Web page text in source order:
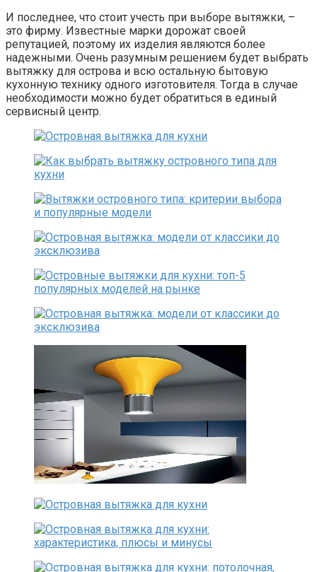
И последнее, что стоит учесть при выборе вытяжки, –
это фирму. Известные марки дорожат своей
репутацией, поэтому их изделия являются более
надежными. Очень разумным решением будет выбрать
вытяжку для острова и всю остальную бытовую
кухонную технику одного изготовителя. Тогда в случае
необходимости можно будет обратиться в единый
сервисный центр.